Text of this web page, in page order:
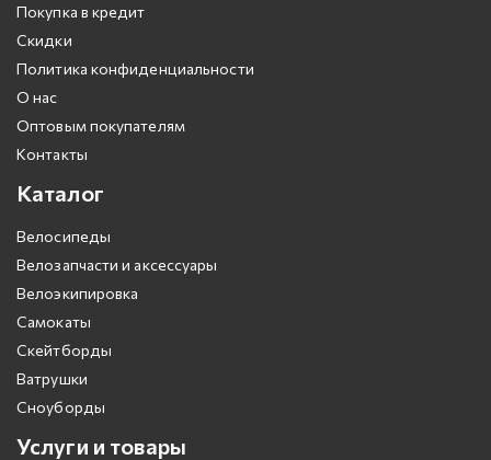
Покупка в кредит
Скидки
Политика конфиденциальности
О нас
Оптовым покупателям
Контакты
Каталог
Велосипеды
Велозапчасти и аксессуары
Велоэкипировка
Самокаты
Скейтборды
Ватрушки
Сноуборды
Услуги и товары